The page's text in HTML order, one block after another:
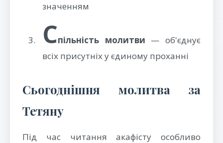
значенням
Спільність молитви — об'єднує
всіх присутніх у єдиному проханні
Сьогоднішня молитва за
Тетяну
Під час читання акафісту особливо